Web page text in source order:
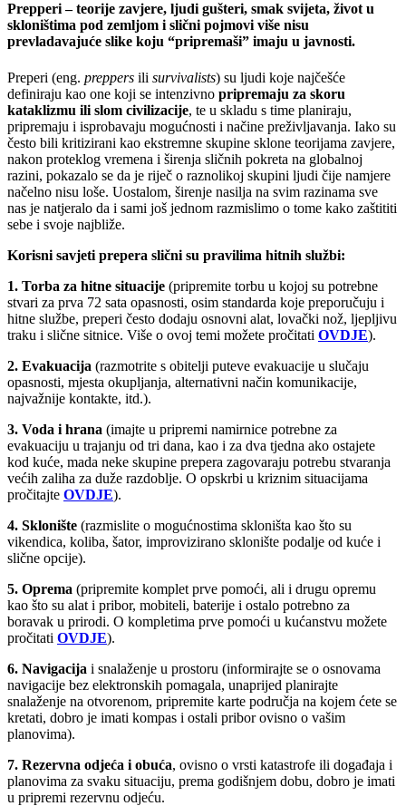
Prepperi – teorije zavjere, ljudi gušteri, smak svijeta, život u
skloništima pod zemljom i slični pojmovi više nisu
prevladavajuće slike koju “pripremaši” imaju u javnosti.
Preperi (eng. preppers ili survivalists) su ljudi koje najčešće
definiraju kao one koji se intenzivno pripremaju za skoru
kataklizmu ili slom civilizacije, te u skladu s time planiraju,
pripremaju i isprobavaju mogućnosti i načine preživljavanja. Iako su
često bili kritizirani kao ekstremne skupine sklone teorijama zavjere,
nakon proteklog vremena i širenja sličnih pokreta na globalnoj
razini, pokazalo se da je riječ o raznolikoj skupini ljudi čije namjere
načelno nisu loše. Uostalom, širenje nasilja na svim razinama sve
nas je natjeralo da i sami još jednom razmislimo o tome kako zaštititi
sebe i svoje najbliže.
Korisni savjeti prepera slični su pravilima hitnih službi:
1. Torba za hitne situacije (pripremite torbu u kojoj su potrebne
stvari za prva 72 sata opasnosti, osim standarda koje preporučuju i
hitne službe, preperi često dodaju osnovni alat, lovački nož, ljepljivu
traku i slične sitnice. Više o ovoj temi možete pročitati OVDJE).
2. Evakuacija (razmotrite s obitelji puteve evakuacije u slučaju
opasnosti, mjesta okupljanja, alternativni način komunikacije,
najvažnije kontakte, itd.).
3. Voda i hrana (imajte u pripremi namirnice potrebne za
evakuaciju u trajanju od tri dana, kao i za dva tjedna ako ostajete
kod kuće, mada neke skupine prepera zagovaraju potrebu stvaranja
većih zaliha za duže razdoblje. O opskrbi u kriznim situacijama
pročitajte OVDJE).
4. Sklonište (razmislite o mogućnostima skloništa kao što su
vikendica, koliba, šator, improvizirano sklonište podalje od kuće i
slične opcije).
5. Oprema (pripremite komplet prve pomoći, ali i drugu opremu
kao što su alat i pribor, mobiteli, baterije i ostalo potrebno za
boravak u prirodi. O kompletima prve pomoći u kućanstvu možete
pročitati OVDJE).
6. Navigacija i snalaženje u prostoru (informirajte se o osnovama
navigacije bez elektronskih pomagala, unaprijed planirajte
snalaženje na otvorenom, pripremite karte područja na kojem ćete se
kretati, dobro je imati kompas i ostali pribor ovisno o vašim
planovima).
7. Rezervna odjeća i obuća, ovisno o vrsti katastrofe ili događaja i
planovima za svaku situaciju, prema godišnjem dobu, dobro je imati
u pripremi rezervnu odjeću.